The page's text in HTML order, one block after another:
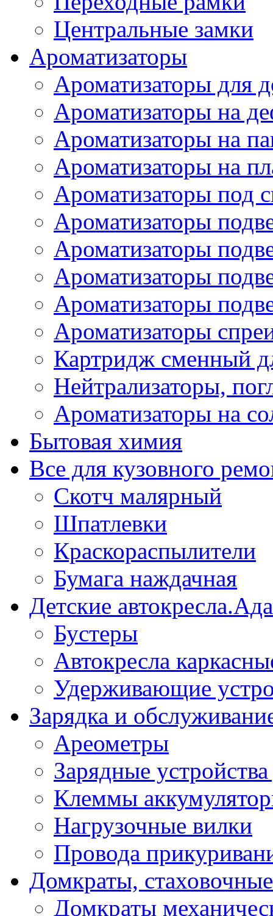
Центральные замки
Ароматизаторы
Ароматизаторы для
Ароматизаторы на
Ароматизаторы на
Ароматизаторы на
Ароматизаторы под
Ароматизаторы
Ароматизаторы
Ароматизаторы
Ароматизаторы
Ароматизаторы
Картридж сменный
Нейтрализаторы,
Ароматизаторы на
Бытовая химия
Все для кузовного
Скотч малярный
Шпатлевки
Краскораспылители
Бумага наждачная
Детские
Бустеры
Автокресла
Удерживающие
Зарядка и
Ареометры
Зарядные
Клеммы
Нагрузочные вилки
Провода
Домкраты,
Домкраты